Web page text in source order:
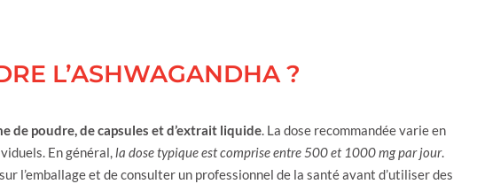
L’ASHWAGANDHA ?
de poudre, de capsules et d’extrait liquide. La dose recommandée varie en
En général,la dose typique est comprise entre 500 et 1000 mg par jour.
l’emballage et de consulter un professionnel de la santé avant d’utiliser des